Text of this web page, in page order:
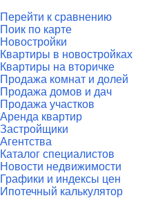
Перейти к сравнению
Поик по карте
Новостройки
Квартиры в новостройках
Квартиры на вторичке
Продажа комнат и долей
Продажа домов и дач
Продажа участков
Аренда квартир
Застройщики
Агентства
Каталог специалистов
Новости недвижимости
Графики и индексы цен
Ипотечный калькулятор